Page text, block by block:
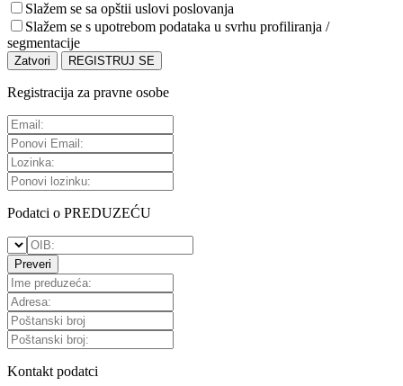
Slažem se sa opštii uslovi poslovanja
Slažem se s upotrebom podataka u svrhu profiliranja /
segmentacije
Zatvori REGISTRUJ SE
Registracija za pravne osobe
Podatci o PREDUZEĆU
Preveri
Kontakt podatci